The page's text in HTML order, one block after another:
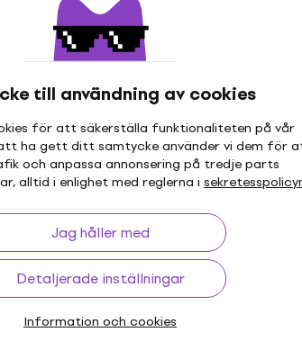
till användning av cookies
för att säkerställa funktionaliteten på vår
ha gett ditt samtycke använder vi dem för
och anpassa annonsering på tredje parts
alltid i enlighet med reglerna i
Jag håller med
Detaljerade inställningar
Information och cookies
LP-skivor Musikkepsar